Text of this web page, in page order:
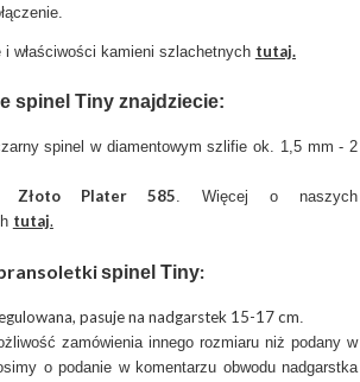
właściwości kamieni szlachetnych tutaj.
spinel Tiny znajdziecie:
spinel w diamentowym szlifie ok. 1,5 mm - 2
Złoto Plater 585 . Więcej o naszych
tutaj.
spinel Tiny:
pasuje na nadgarstek 15-17 cm.
zamówienia innego rozmiaru niż podany w
o podanie w komentarzu obwodu nadgarstka